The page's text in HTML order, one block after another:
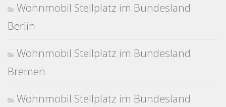
Wohnmobil Stellplatz im Bundesland
Berlin
Wohnmobil Stellplatz im Bundesland
Bremen
Wohnmobil Stellplatz im Bundesland